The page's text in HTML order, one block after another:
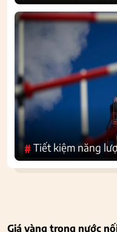
#Tiết kiệm năng
Giá vàng trong nước